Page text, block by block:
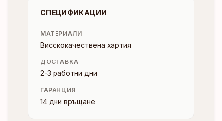
СПЕЦИФИКАЦИИ
МАТЕРИАЛИ
Висококачествена хартия
ДОСТАВКА
2-3 работни дни
ГАРАНЦИЯ
14 дни връщане